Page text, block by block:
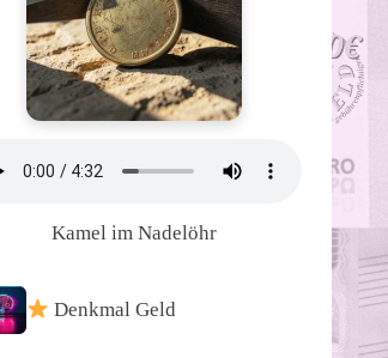
Kamel im Nadelöhr
Denkmal Geld